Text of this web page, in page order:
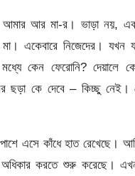
আমার আর মা-র। ভাড়া নয়,
একেবারে নিজেদের। যখন
মধ্যে কেন ফেরোনি? দেয়ালে
ছড়া কে দেবে – কিচ্ছু নেই।
এসে কাঁধে হাত রেখেছে।
করতে শুরু করেছে।